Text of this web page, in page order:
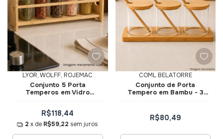
LYOR, WOLFF, ROJEMAC
Conjunto 5 Porta
Temperos em Vidro
R$118,44
2 x de R$59,22 sem juros
COML BELATORRE
Conjunto de Porta
Tempero em Bambu - 3
R$80,49